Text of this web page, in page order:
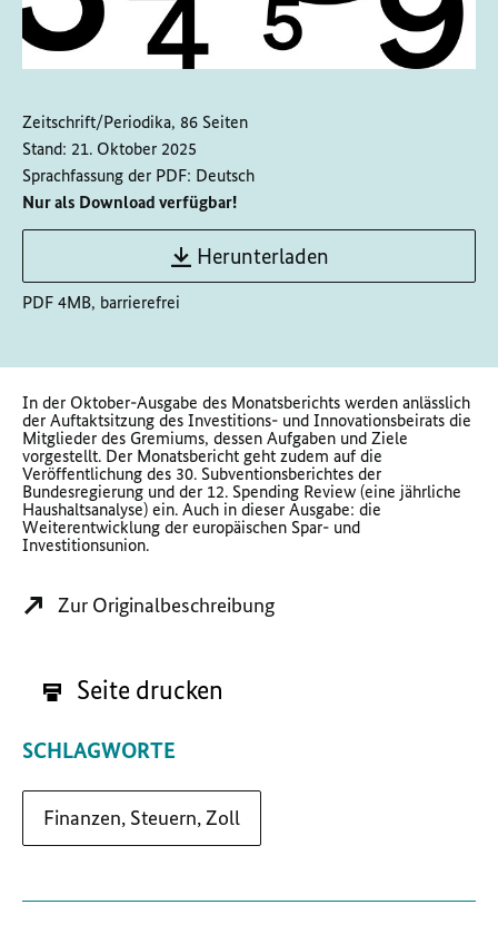
Zeitschrift/Periodika, 86 Seiten
Stand: 21. Oktober 2025
Sprachfassung der PDF: Deutsch
Nur als Download verfügbar!
Herunterladen
PDF 4MB, barrierefrei
In der Oktober-Ausgabe des Monatsberichts werden anlässlich
der Auftaktsitzung des Investitions- und Innovationsbeirats die
Mitglieder des Gremiums, dessen Aufgaben und Ziele
vorgestellt. Der Monatsbericht geht zudem auf die
Veröffentlichung des 30. Subventionsberichtes der
Bundesregierung und der 12. Spending Review (eine jährliche
Haushaltsanalyse) ein. Auch in dieser Ausgabe: die
Weiterentwicklung der europäischen Spar- und
Investitionsunion.
Zur Originalbeschreibung
Seite drucken
SCHLAGWORTE
Finanzen, Steuern, Zoll